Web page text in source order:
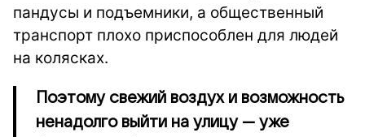
пандусы и подъемники, а общественный
транспорт плохо приспособлен для людей
на колясках.
Поэтому свежий воздух и возможность
ненадолго выйти на улицу — уже